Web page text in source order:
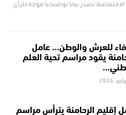
تصدر بيانا توضيحيا موجه للرأي
للعرش والوطن… عامل
يقود مراسم تحية العلم
إقليم الرحامنة يترأس مراسم